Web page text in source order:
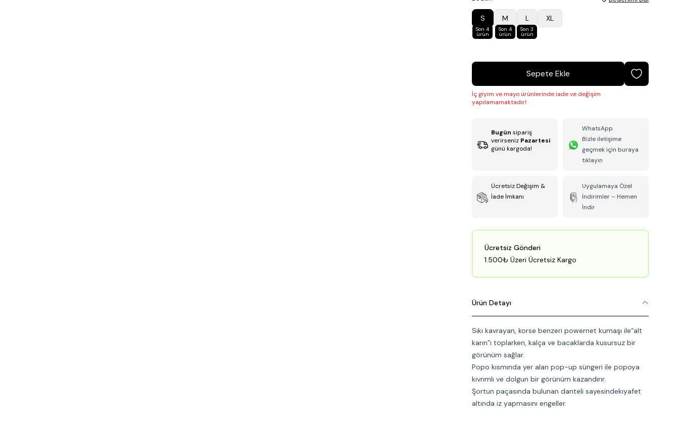
S
Son 4
ürün
M
Son 4
ürün
L
Son 3
ürün
XL
Sepete Ekle
İç giyim ve mayo ürünlerinde iade ve değişim
yapılamamaktadır!
Bugün sipariş
verirseniz Pazartesi
günü kargoda!
WhatsApp
Bizle iletişime
geçmek için buraya
tıklayın
Ücretsiz Değişim &
İade İmkanı
Uygulamaya Özel
İndirimler – Hemen
İndir
Ücretsiz Gönderi
1.500₺ Üzeri Ücretsiz Kargo
Ürün Detayı
Sıkı kavrayan, korse benzeri powernet kumaşı ile“alt
karın”ı toplarken, kalça ve bacaklarda kusursuz bir
görünüm sağlar.
Popo kısmında yer alan pop-up süngeri ile popoya
kıvrımlı ve dolgun bir görünüm kazandırır.
Şortun paçasında bulunan danteli sayesindekıyafet
altında iz yapmasını engeller.